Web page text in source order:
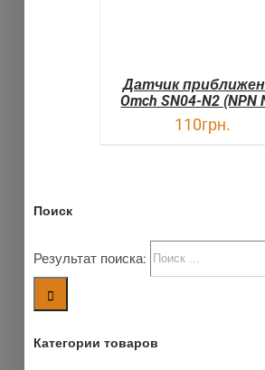
Датчик
Omch SN04-N2 (NPN
110грн.
Поиск
Результат поиска:
Категории товаров